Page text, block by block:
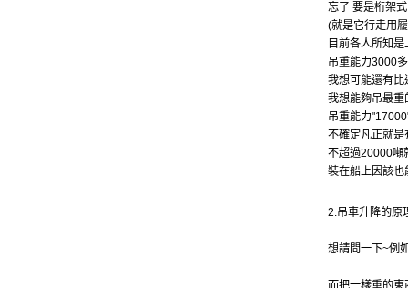
忘了 要是桁架
(就是它行走用
目前各人所知
吊重能力3000
我想可能還有比
我想能夠吊最重
吊重能力
不確定凡正就
不超過20000噸
裝在船上因該也
2.吊車升降的原
想請問一下~例
而把一樣重的